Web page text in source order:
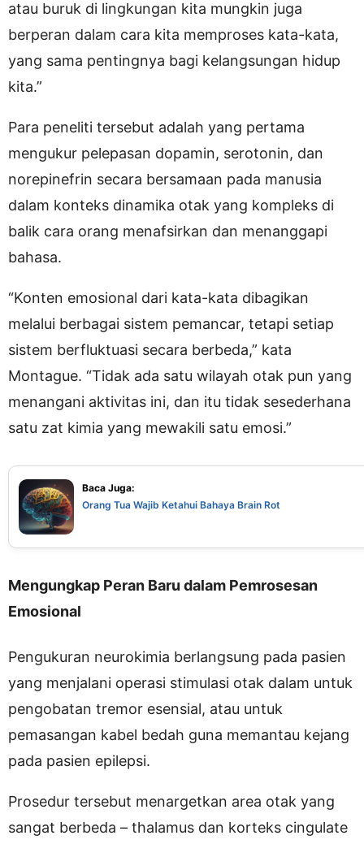
atau buruk di lingkungan kita mungkin juga
berperan dalam cara kita memproses kata-kata,
yang sama pentingnya bagi kelangsungan hidup
kita.”
Para peneliti tersebut adalah yang pertama
mengukur pelepasan dopamin, serotonin, dan
norepinefrin secara bersamaan pada manusia
dalam konteks dinamika otak yang kompleks di
balik cara orang menafsirkan dan menanggapi
bahasa.
“Konten emosional dari kata-kata dibagikan
melalui berbagai sistem pemancar, tetapi setiap
sistem berfluktuasi secara berbeda,” kata
Montague. “Tidak ada satu wilayah otak pun yang
menangani aktivitas ini, dan itu tidak sesederhana
satu zat kimia yang mewakili satu emosi.”
Baca Juga:
Orang Tua Wajib Ketahui Bahaya Brain Rot
Mengungkap Peran Baru dalam Pemrosesan
Emosional
Pengukuran neurokimia berlangsung pada pasien
yang menjalani operasi stimulasi otak dalam untuk
pengobatan tremor esensial, atau untuk
pemasangan kabel bedah guna memantau kejang
pada pasien epilepsi.
Prosedur tersebut menargetkan area otak yang
sangat berbeda – thalamus dan korteks cingulate